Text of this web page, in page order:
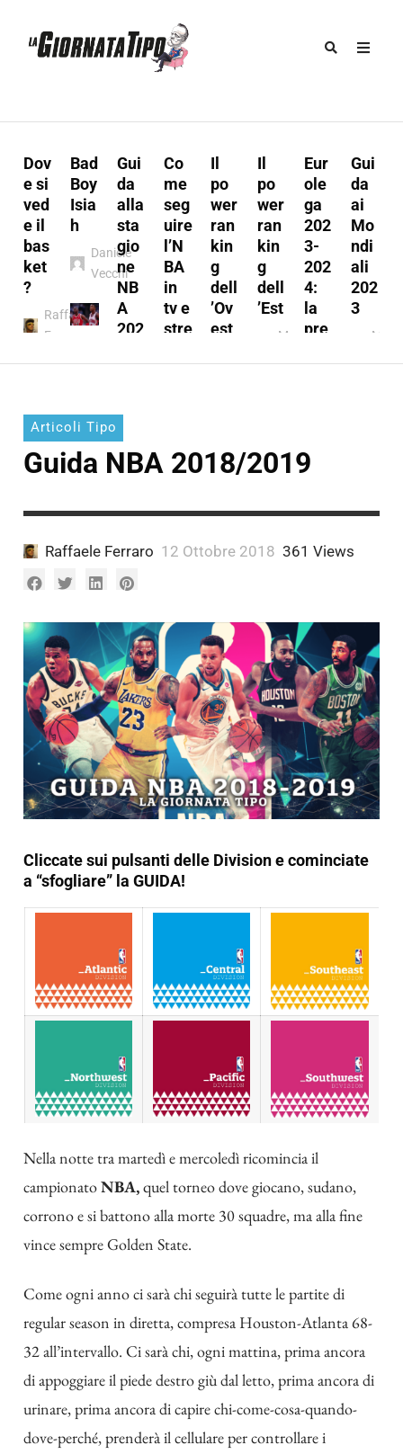
Dov
e si
ved
e il
bas
ket
?
Raffaele
Ferraro
Bad
Boy
Isia
h
Daniele
Vecchi
Gui
da
alla
sta
gio
ne
NB
A
202
024
Co
me
seg
uire
l’N
BA
in
tv e
stre
ng
Il
po
wer
ran
kin
g
dell
’Ov
est
Il
po
wer
ran
kin
g
dell
’Est
Marco
Eur
ole
ga
202
3-
202
4:
la
pre
w
Gui
da
ai
Mo
ndi
ali
202
3
l
Articoli Tipo
Guida NBA 2018/2019
Raffaele Ferraro 12 Ottobre 2018 361 Views
Cliccate sui pulsanti delle Division e cominciate
a “sfogliare” la GUIDA!
Nella notte tra martedì e mercoledì ricomincia il
campionatoNBA,quel torneo dove giocano, sudano,
corrono e si battono alla morte 30 squadre, ma alla fine
vince sempre Golden State.
Come ogni anno ci sarà chi seguirà tutte le partite di
regular season in diretta, compresa Houston-Atlanta 68-
32 all’intervallo. Ci sarà chi, ogni mattina, prima ancora
di appoggiare il piede destro giù dal letto, prima ancora di
urinare, prima ancora di capire chi-come-cosa-quando-
dove-perché, prenderà il cellulare per controllare i